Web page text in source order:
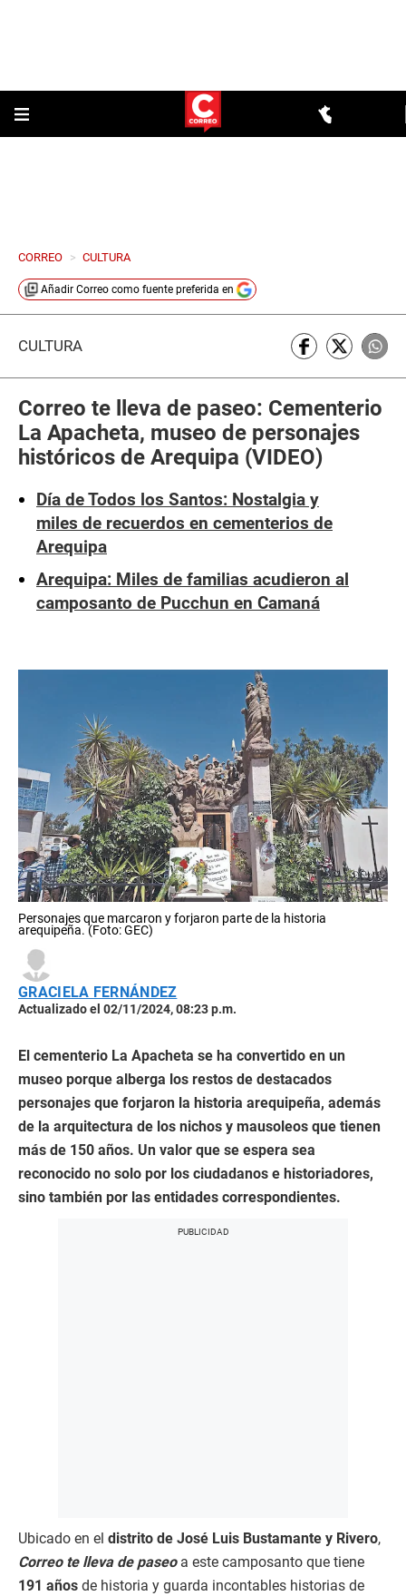
CORREO > CULTURA
Añadir Correo como fuente preferida en
CULTURA
Correo te lleva de paseo: Cementerio
La Apacheta, museo de personajes
históricos de Arequipa (VIDEO)
Día de Todos los Santos: Nostalgia y
miles de recuerdos en cementerios de
Arequipa
Arequipa: Miles de familias acudieron al
camposanto de Pucchun en Camaná
Personajes que marcaron y forjaron parte de la historia
arequipeña. (Foto: GEC)
GRACIELA FERNÁNDEZ
Actualizado el 02/11/2024, 08:23 p.m.
El cementerio La Apacheta se ha convertido en un
museo porque alberga los restos de destacados
personajes que forjaron la historia arequipeña, además
de la arquitectura de los nichos y mausoleos que tienen
más de 150 años. Un valor que se espera sea
reconocido no solo por los ciudadanos e historiadores,
sino también por las entidades correspondientes.
Ubicado en el distrito de José Luis Bustamante y Rivero,
Correo te lleva de paseoa este camposanto que tiene
191 años de historia y guarda incontables historias de